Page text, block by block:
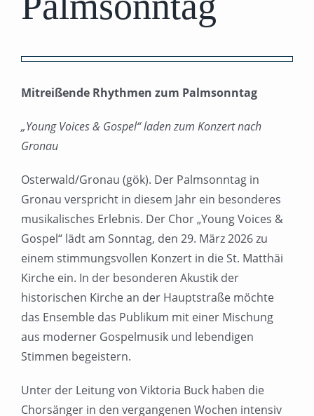
grösseres
Mitreißende Rhythmen zum Palmsonntag
„Young Voices & Gospel“ laden zum Konzert nach
Gronau
Osterwald/Gronau (gök). Der Palmsonntag in
Gronau verspricht in diesem Jahr ein besonderes
musikalisches Erlebnis. Der Chor „Young Voices &
Gospel“ lädt am Sonntag, den 29. März 2026 zu
einem stimmungsvollen Konzert in die St. Matthäi
Kirche ein. In der besonderen Akustik der
historischen Kirche an der Hauptstraße möchte
das Ensemble das Publikum mit einer Mischung
aus moderner Gospelmusik und lebendigen
Stimmen begeistern.
Unter der Leitung von Viktoria Buck haben die
Chorsänger in den vergangenen Wochen intensiv